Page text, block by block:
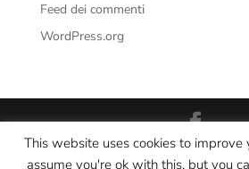
Feed dei commenti
WordPress.org
Interno Yoga Srl Società Sportiva
This website uses cookies to improve
assume you're ok with this, but you